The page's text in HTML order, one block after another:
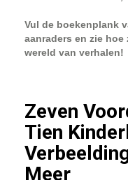
Vul de boekenplank
aanraders en zie
wereld van verhalen!
Zeven
Tien
Meer